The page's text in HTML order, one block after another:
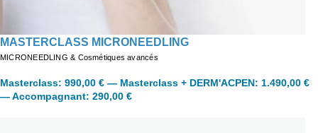
MASTERCLASS MICRONEEDLING
MICRONEEDLING & Cosmétiques avancés
Masterclass: 990,00 € — Masterclass + DERM'ACPEN: 1.490,00 €
—Accompagnant: 290,00 €